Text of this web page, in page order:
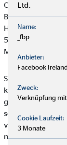
OVB
Bereich
Heumarkt 1
50667 Köln
Mail:
Sofern im Falle
keine
gefunden werden
sofern die
verpflichtet, an
nachstehenden
Ltd.
Name:
_fbp
Anbieter:
Facebook
Zweck:
Verknüpfung
Cookie Laufzeit:
3 Monate